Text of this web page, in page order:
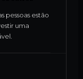
pessoas estão
uma